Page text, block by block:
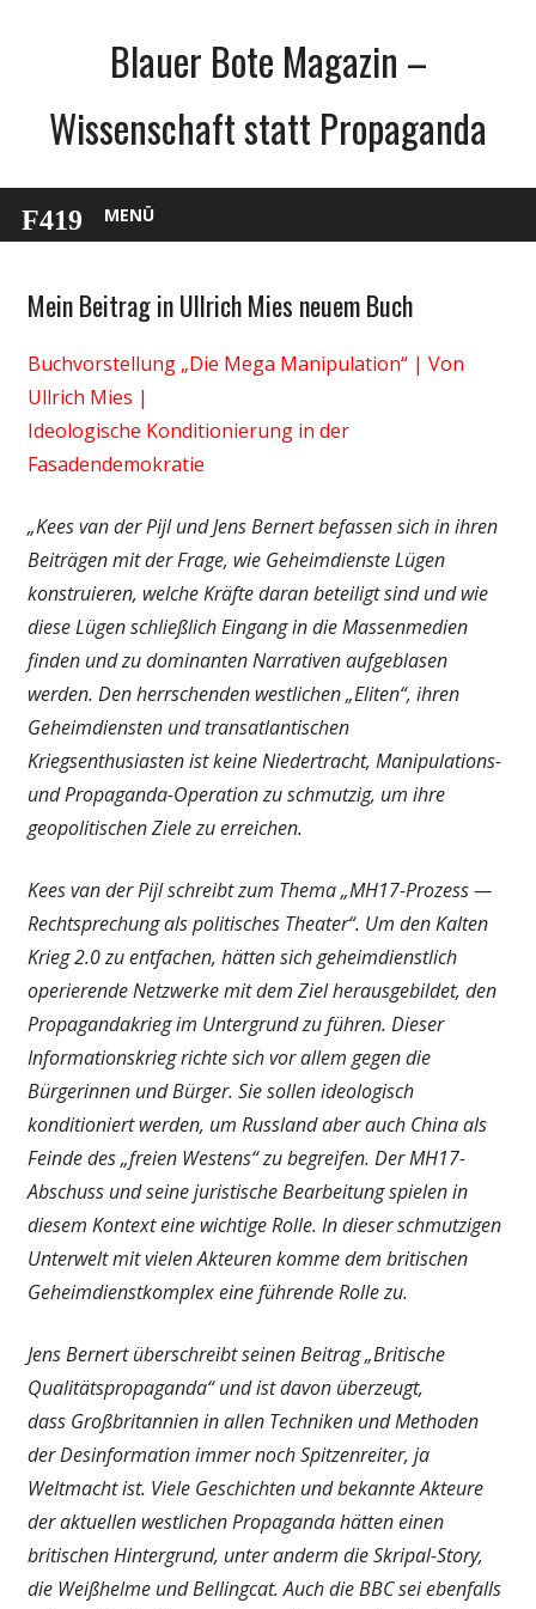
Blauer Bote Magazin –
Wissenschaft statt Propaganda
MENÜ
Gesellschaft
Politik
Unterhaltung
Wissenschaft
Mein Beitrag in Ullrich Mies neuem Buch
Buchvorstellung „Die Mega Manipulation“ | Von
Ullrich Mies |
Ideologische Konditionierung in der
Fasadendemokratie
„Kees van der Pijl und Jens Bernert befassen sich in ihren
Beiträgen mit der Frage, wie Geheimdienste Lügen
konstruieren, welche Kräfte daran beteiligt sind und wie
diese Lügen schließlich Eingang in die Massenmedien
finden und zu dominanten Narrativen aufgeblasen
werden. Den herrschenden westlichen „Eliten“, ihren
Geheimdiensten und transatlantischen
Kriegsenthusiasten ist keine Niedertracht, Manipulations-
und Propaganda-Operation zu schmutzig, um ihre
geopolitischen Ziele zu erreichen.
Kees van der Pijl schreibt zum Thema „MH17-Prozess —
Rechtsprechung als politisches Theater“. Um den Kalten
Krieg 2.0 zu entfachen, hätten sich geheimdienstlich
operierende Netzwerke mit dem Ziel herausgebildet, den
Propagandakrieg im Untergrund zu führen. Dieser
Informationskrieg richte sich vor allem gegen die
Bürgerinnen und Bürger. Sie sollen ideologisch
konditioniert werden, um Russland aber auch China als
Feinde des „freien Westens“ zu begreifen. Der MH17-
Abschuss und seine juristische Bearbeitung spielen in
diesem Kontext eine wichtige Rolle. In dieser schmutzigen
Unterwelt mit vielen Akteuren komme dem britischen
Geheimdienstkomplex eine führende Rolle zu.
Jens Bernert überschreibt seinen Beitrag „Britische
Qualitätspropaganda“ und ist davon überzeugt,
dass Großbritannien in allen Techniken und Methoden
der Desinformation immer noch Spitzenreiter, ja
Weltmacht ist. Viele Geschichten und bekannte Akteure
der aktuellen westlichen Propaganda hätten einen
britischen Hintergrund, unter anderm die Skripal-Story,
die Weißhelme und Bellingcat. Auch die BBC sei ebenfalls